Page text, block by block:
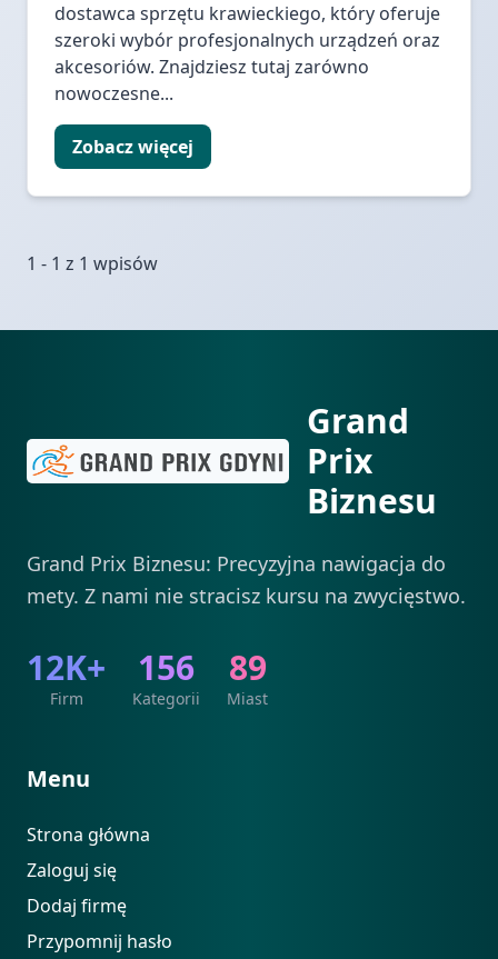
dostawca sprzętu krawieckiego, który oferuje
szeroki wybór profesjonalnych urządzeń oraz
akcesoriów. Znajdziesz tutaj zarówno
nowoczesne...
Zobacz więcej
1 - 1 z 1 wpisów
Grand
Prix
Biznesu
Grand Prix Biznesu: Precyzyjna nawigacja do
mety. Z nami nie stracisz kursu na zwycięstwo.
12K+
Firm
156
Kategorii
89
Miast
Menu
Strona główna
Zaloguj się
Dodaj firmę
Przypomnij hasło